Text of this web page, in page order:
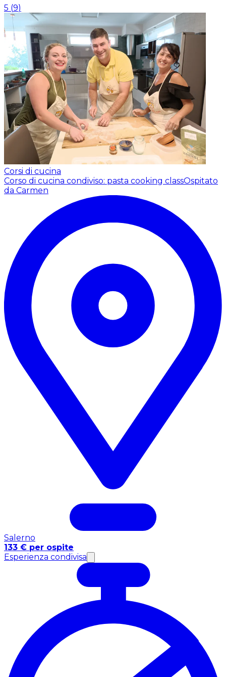
5 (9)
Corsi di cucina
Corso di cucina condiviso: pasta cooking classOspitato
da Carmen
Salerno
133 € per ospite
Esperienza condivisa